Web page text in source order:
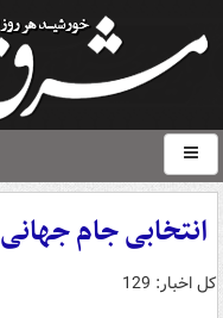
انتخابی جام جهانی
کل اخبار: 129